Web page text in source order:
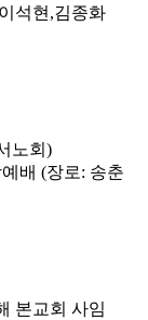
석현,김종화
노회)
배 (장로: 송춘
본교회 사임